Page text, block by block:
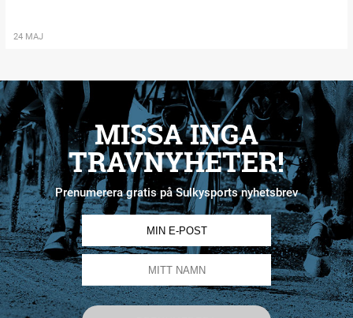
24 MAJ
MISSA INGA
TRAVNYHETER!
Prenumerera gratis på Sulkysports nyhetsbrev